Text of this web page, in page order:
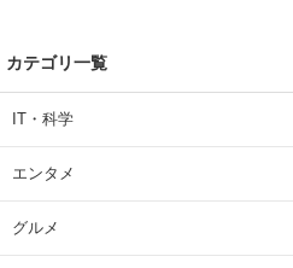
カテゴリ一覧
IT・科学
エンタメ
グルメ